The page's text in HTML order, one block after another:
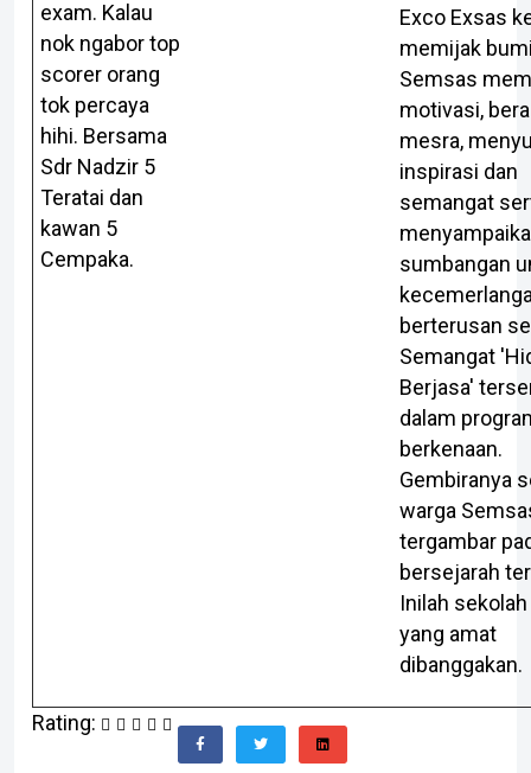
exam. Kalau
nok ngabor top
scorer orang
tok percaya
hihi. Bersama
Sdr Nadzir 5
Teratai dan
kawan 5
Cempaka.
Exco Exsas
memijak
Semsas
motivasi,
mesra,
inspirasi dan
semangat
sumbangan
berterusan
Semangat
Berjasa'
dalam
berkenaan.
Gembiranya
warga
tergambar
bersejarah
Inilah
yang amat
dibanggakan.
Rating: